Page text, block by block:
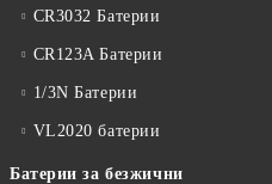
CR3032 Батерии
CR123A Батерии
1/3N Батерии
VL2020 батерии
Батерии за безжични